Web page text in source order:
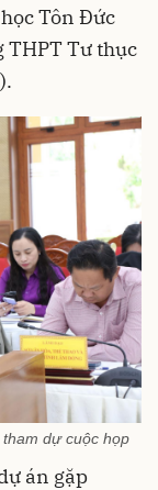
Tôn Đức
THPT Tư thục
dự cuộc họp
án gặp